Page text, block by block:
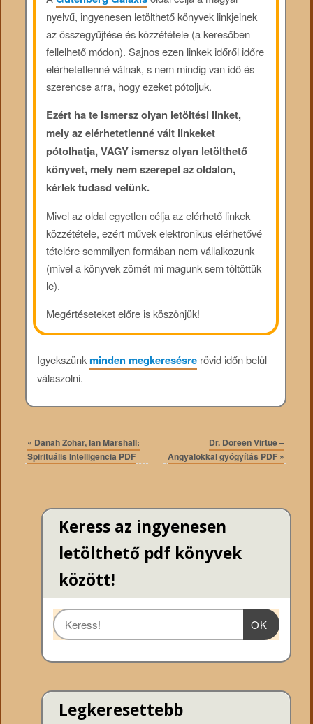
nyelvű, ingyenesen letölthető könyvek linkjeinek
az összegyűjtése és közzététele (a keresőben
fellelhető módon). Sajnos ezen linkek időről időre
elérhetetlenné válnak, s nem mindig van idő és
szerencse arra, hogy ezeket pótoljuk.
Ezért ha te ismersz olyan letöltési linket,
mely az elérhetetlenné vált linkeket
pótolhatja, VAGY ismersz olyan letölthető
könyvet, mely nem szerepel az oldalon,
kérlek tudasd velünk.
Mivel az oldal egyetlen célja az elérhető linkek
közzététele, ezért művek elektronikus elérhetővé
tételére semmilyen formában nem vállalkozunk
(mivel a könyvek zömét mi magunk sem töltöttük
le).
Megértéseteket előre is köszönjük!
Igyekszünkminden megkeresésrerövid időn belül
válaszolni.
« Danah Zohar, Ian Marshall:
Spirituális Intelligencia PDF
Dr. Doreen Virtue –
Angyalokkal gyógyítás PDF »
Keress az ingyenesen
letölthető pdf könyvek
között!
OK
Legkeresettebb